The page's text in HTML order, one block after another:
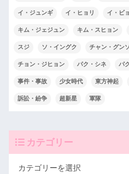
イ・ジュンギ イ・ヒョリ イ・ビ
キム・ジェジュン キム・スヒョン
スジ ソ・イングク チャン・グン
チョン・ジヒョン パク・シネ パ
事件・事故 少女時代 東方神起
訴訟・紛争 超新星 軍隊
カテゴリー